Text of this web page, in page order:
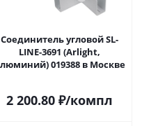
Соединитель угловой SL-
LINE-3691 (Arlight,
Алюминий) 019388 в Москве
2 200.80₽/компл